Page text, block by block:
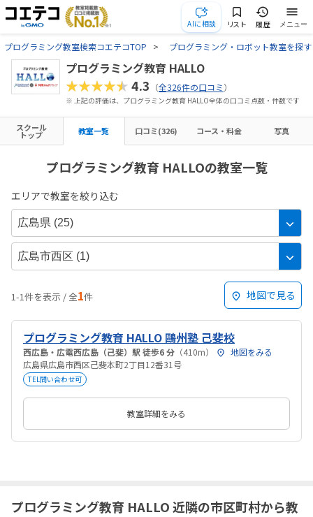
AIに相談 リスト 履歴 メニュー
プログラミング教室検索コエテコTOP プログラミング・ロボット教室を探す
プログラミング教育 HALLO
★★★★★4.3 （全326件の口コミ）
※ 上記の評価は、プログラミング教育 HALLO全体の口コミ点数・件数です
スクール
トップ 教室一覧 口コミ(326) コース・料金 写真
プログラミング教育 HALLOの教室一覧
エリアで教室を絞り込む
1-1件を表示 / 全1件 地図で見る
プログラミング教育 HALLO 鷗州塾 己斐校
西広島・広電西広島（己斐）駅 徒歩6 分 （410m）
地図をみる
広島県広島市西区己斐本町2丁目12番31号
TEL問い合わせ可
教室詳細をみる
プログラミング教育 HALLO 近隣の市区町村から教